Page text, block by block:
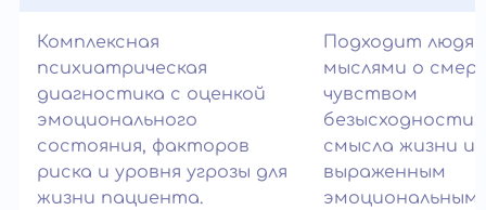
Комплексная
психиатрическая
диагностика с оценкой
эмоционального
состояния, факторов
риска и уровня угрозы для
жизни пациента.
Подходит
мыслями о
чувством
смысла жизни и
выраженным
эмоциональным